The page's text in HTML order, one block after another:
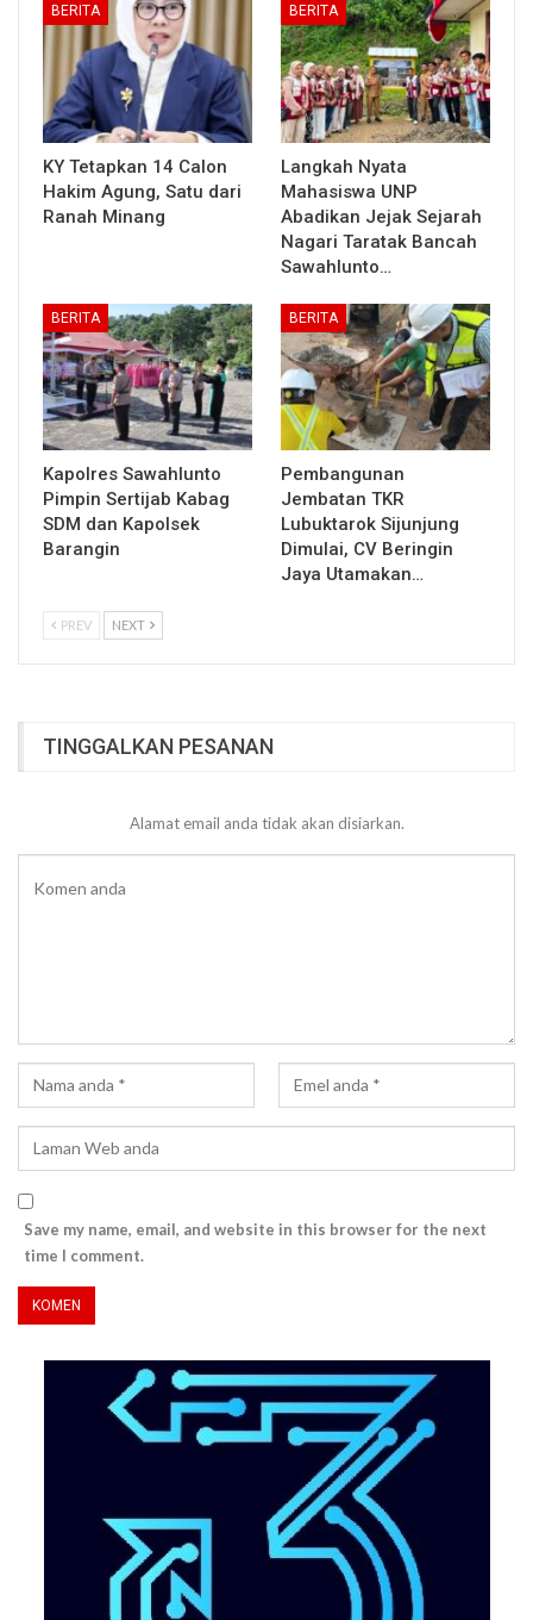
BERITA
KY Tetapkan 14 Calon
Hakim Agung, Satu dari
Ranah Minang
BERITA
Langkah Nyata
Mahasiswa UNP
Abadikan Jejak Sejarah
Nagari Taratak Bancah
Sawahlunto…
BERITA
Kapolres Sawahlunto
Pimpin Sertijab Kabag
SDM dan Kapolsek
Barangin
BERITA
Pembangunan
Jembatan TKR
Lubuktarok Sijunjung
Dimulai, CV Beringin
Jaya Utamakan…
PREV NEXT
TINGGALKAN PESANAN
Alamat email anda tidak akan disiarkan.
Save my name, email, and website in this browser for the next
time I comment.